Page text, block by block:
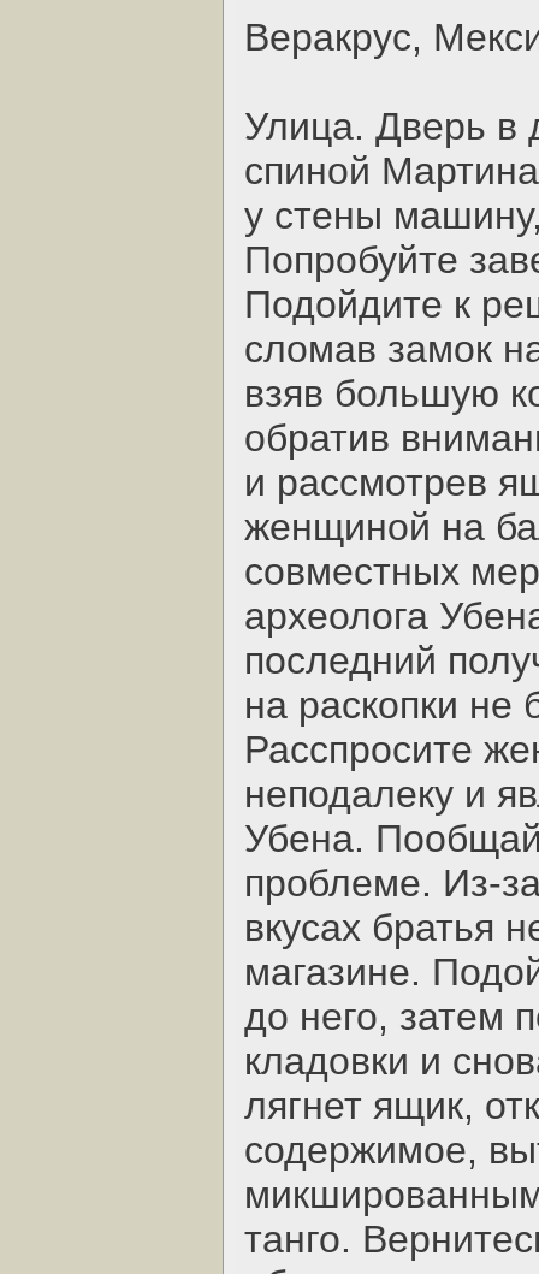
Веракрус,
Улица. Дверь в
спиной
у стены
Попробуйте
Подойдите к
сломав замок
взяв большую
обратив
и рассмотрев
женщиной на
совместных
археолога
последний
на раскопки
Расспросите
неподалеку и
Убена.
проблеме. Из-
вкусах братья
магазине.
до него, затем
кладовки и
лягнет ящик,
содержимое,
танго.